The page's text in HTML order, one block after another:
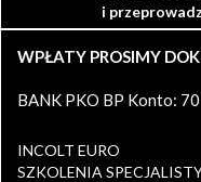
i
WPŁATY PROSIMY
BANK PKO BP Konto:
INCOLT EURO
SZKOLENIA